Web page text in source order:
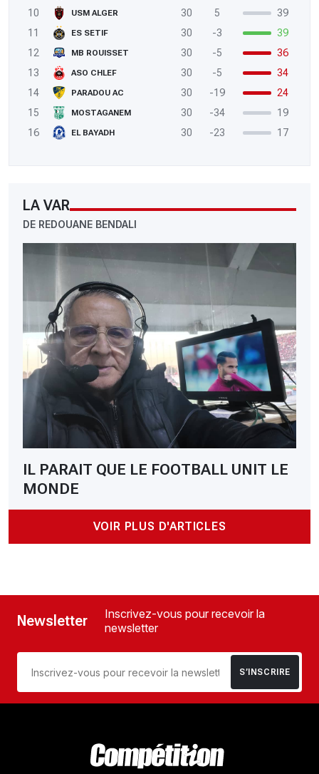
10
USM ALGER 30 5
39
11
ES SETIF 30 -3
39
12
MB ROUISSET 30 -5
36
13
ASO CHLEF 30 -5
34
14
PARADOU AC 30 -19
24
15
MOSTAGANEM 30 -34
19
16
EL BAYADH 30 -23 17
LA VAR
DE REDOUANE BENDALI
IL PARAIT QUE LE FOOTBALL UNIT LE
MONDE
VOIR PLUS D'ARTICLES
Newsletter
Inscrivez-vous pour recevoir la
newsletter
S’INSCRIRE